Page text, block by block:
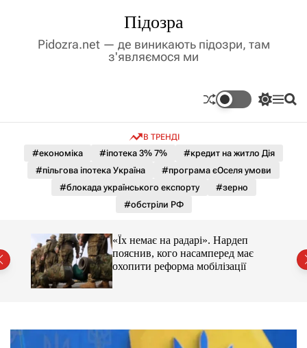
Підозра
Pidozra.net — де виникають підозри, там
з'являємося ми
П
м
к
а
ь
о
р
М П
В ТРЕНДІ
#економіка #іпотека 3% 7%
#кредит на житло Дія
#пільгова іпотека Україна
#програма єОселя умови
#блокада українського експорту
#зерно
#обстріли РФ
«Їх немає на радарі». Нардеп
пояснив, кого насамперед має
охопити реформа мобілізації